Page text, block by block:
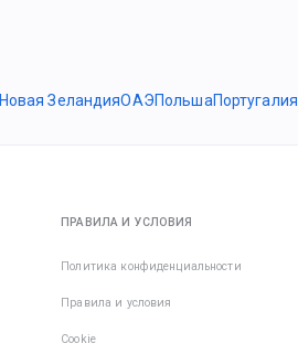
Новая ЗеландияОАЭПольшаПортугалия
ПРАВИЛА И УСЛОВИЯ
Политика конфиденциальности
Правила и условия
Cookie